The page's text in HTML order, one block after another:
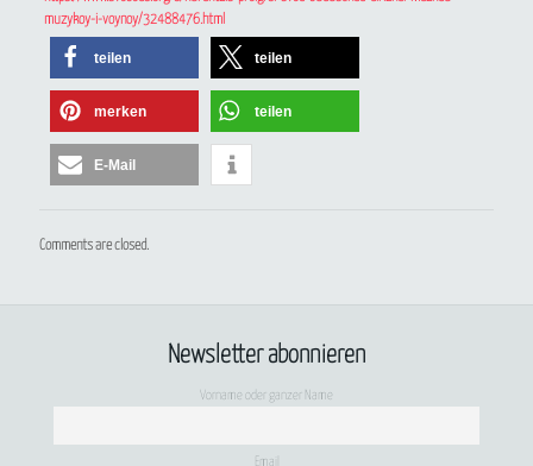
muzykoy-i-voynoy/32488476.html
teilen teilen
merken teilen
E-Mail
Comments are closed.
Newsletter abonnieren
Vorname oder ganzer Name
Email